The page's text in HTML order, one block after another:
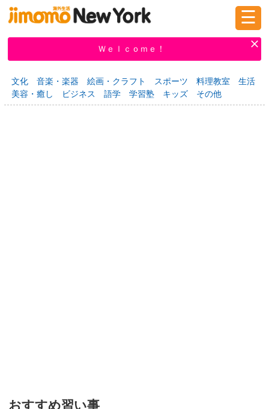
掲示板 タウン情報 教えて！
☰
Ｗｅｌｃｏｍｅ！
文化 音楽・楽器 絵画・クラフト スポーツ 料理教室
生活
美容・癒し
ビジネス 語学 学習塾 キッズ その他
おすすめ習い事